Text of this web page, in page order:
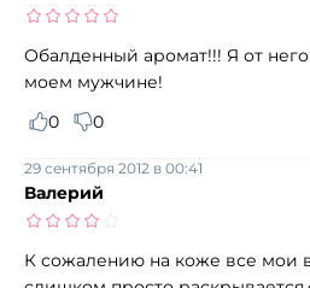
Обалденный аромат!!! Я от
моем мужчине!
0
0
Валерий
29 сентября 2012 в 00:41
К сожалению на коже все мои